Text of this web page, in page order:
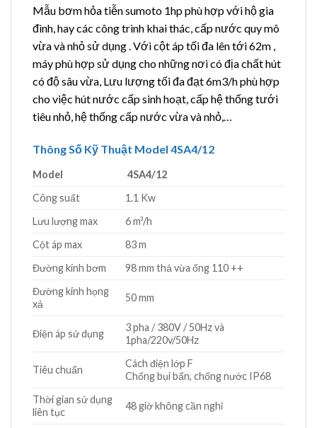
Mẫu bơm hỏa tiễn sumoto 1hp phù hợp với hộ gia
đình, hay các công trình khai thác, cấp nước quy mô
vừa và nhỏ sử dụng . Với cột áp tối đa lên tới 62m ,
máy phù hợp sử dụng cho những nơi có địa chất hút
có độ sâu vừa, Lưu lượng tối đa đạt 6m3/h phù hợp
cho việc hút nước cấp sinh hoạt, cấp hệ thống tưới
tiêu nhỏ, hệ thống cấp nước vừa và nhỏ,…
Thông Số Kỹ Thuật Model 4SA4/12
Model
4SA4/12
Công suất
1.1 Kw
Lưu lượng max
6 m³/h
Cột áp max
83 m
Đường kính bơm
98 mm thả vừa ống 110 ++
Đường kính họng
xả
50 mm
Điện áp sử dụng
3 pha / 380V / 50Hz và
1pha/220v/50Hz
Tiêu chuẩn
Cách điện lớp F
Chống bụi bẩn, chống nước IP68
Thời gian sử dụng
liên tục
48 giờ không cần nghỉ